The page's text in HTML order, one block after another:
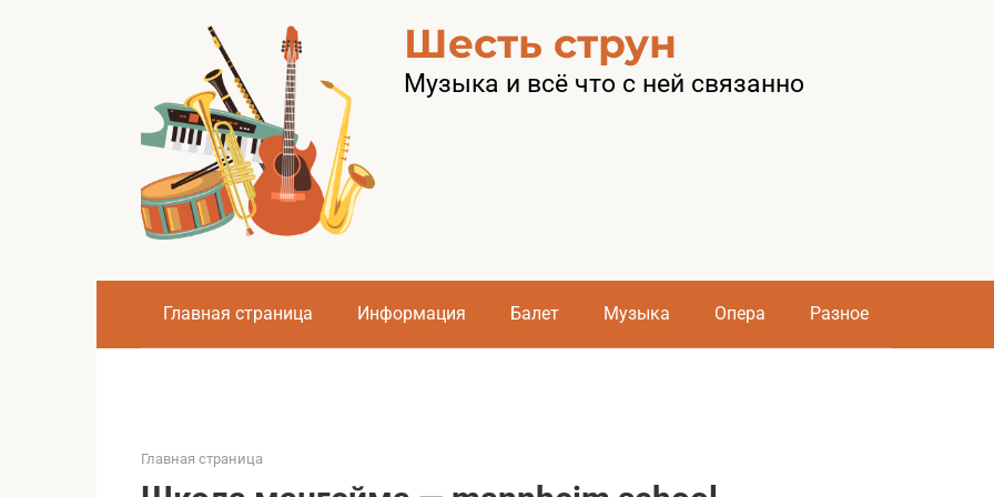
Шесть струн
Музыка и всё что с ней связанно
Главная страница Информация Балет Музыка Опера Разное
Главная страница